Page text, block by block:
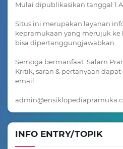
Mulai dipublikasikan tanggal 1
Situs ini merupakan layanan
kepramukaan yang merujuk ke
bisa dipertanggungjawabkan.
Semoga bermanfaat. Salam
Kritik, saran & pertanyaan
email :
INFO ENTRY/TOPIK